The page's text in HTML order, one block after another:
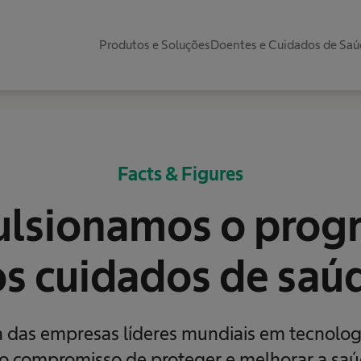
Produtos e SoluçõesDoentes e Cuidados de
Facts & Figures
o
cuidados de
empresas líderes mundiais em